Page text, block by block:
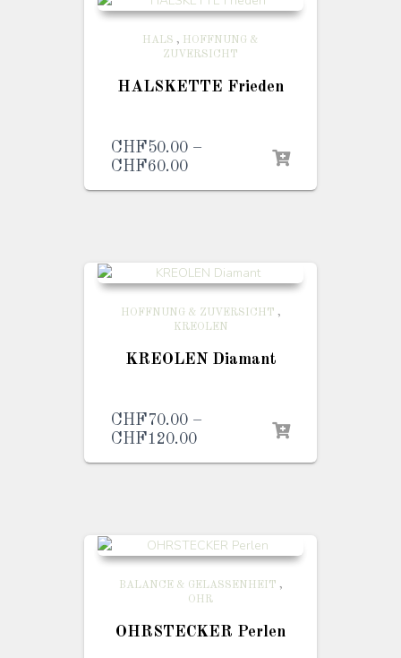
HALS , HOFFNUNG &
ZUVERSICHT
HALSKETTE Frieden
CHF50.00 –
CHF60.00 Preisspanne:
HOFFNUNG & ZUVERSICHT ,
KREOLEN
KREOLEN Diamant
CHF70.00 –
CHF120.00 Preisspanne:
BALANCE & GELASSENHEIT ,
OHR
OHRSTECKER Perlen